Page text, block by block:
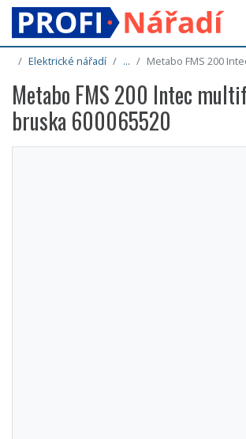
Elektrické nářadí ... Metabo FMS 200
Metabo FMS 200 Intec
bruska 600065520